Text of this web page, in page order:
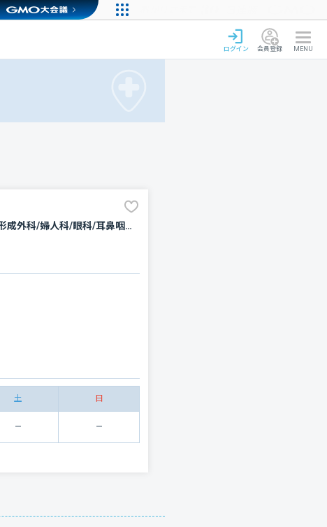
ログイン 会員登録 MENU
内科/血液内科/循環器科/消化器科/神経内科/腫瘍内科・外科/緩和ケア/外科/脳神経外科/整形外科/形成外科/婦人科/眼科/耳鼻咽喉科/皮膚科/泌尿器科/精神科・神経科/歯科/歯科口腔外科/リハビリテーション/放射線科/臨床検査・病理診断/麻酔科
土 日